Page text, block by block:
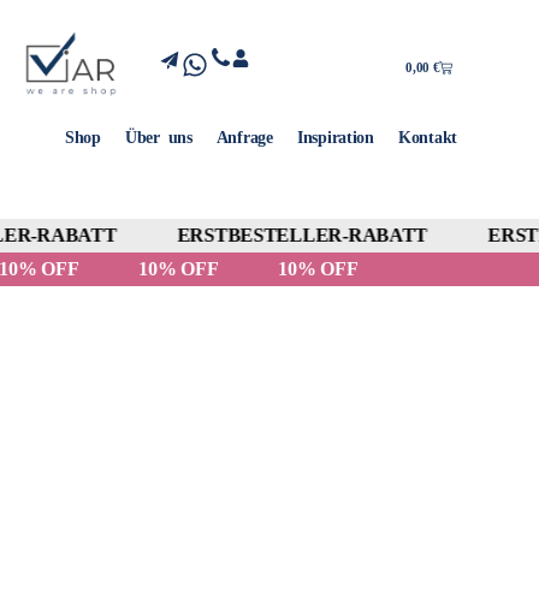
0,00 €
Shop Über uns Anfrage Inspiration Kontakt
RABATT ERSTBESTELLER-RABATT
10% OFF
10% OFF 10% OFF